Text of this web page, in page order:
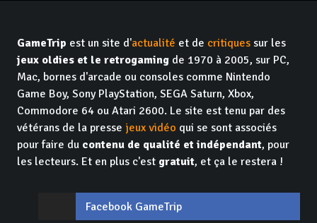
GameTrip est un site d'actualité et de critiques sur les
jeux oldies et le retrogaming de 1970 à 2005, sur PC,
Mac, bornes d'arcade ou consoles comme Nintendo
Game Boy, Sony PlayStation, SEGA Saturn, Xbox,
Commodore 64 ou Atari 2600. Le site est tenu par des
vétérans de la presse jeux vidéo qui se sont associés
pour faire du contenu de qualité et indépendant, pour
les lecteurs. Et en plus c'est gratuit, et ça le restera !
Facebook GameTrip